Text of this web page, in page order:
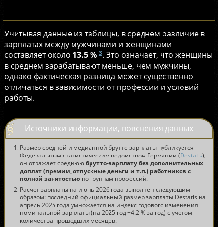
Учитывая данные из таблицы, в среднем различие в
зарплатах между мужчинами и женщинами
составляет около 13.5 % 3. Это означает, что женщины
в среднем зарабатывают меньше, чем мужчины,
однако фактическая разница может существенно
отличаться в зависимости от профессии и условий
работы.
Источники информации, пояснения данных
Размер средней и медианной брутто-зарплаты публикуется
Федеральным статистическим ведомством Германии (Destatis),
он отражает среднюю брутто-зарплату без дополнительных
доплат (премии, отпускные деньги и т.п.) работников с
полной занятостью по группам профессий.
Расчёт зарплаты на июнь 2026 года выполнен следующим
образом: последний официальный размер зарплаты Destatis на
апрель 2025 года умножается на индекс годового изменения
номинальной зарплаты (на 2025 год +4.2 % за год) с учётом
количества прошедших месяцев.